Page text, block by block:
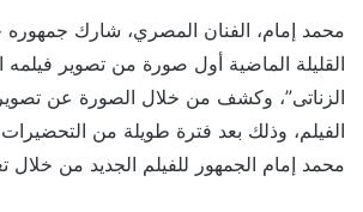
محمد إمام، الفنان المصري، شارك جمهوره
القليلة الماضية أول صورة من تصوير
الزناتى”، وكشف من خلال الصورة عن
الفيلم، وذلك بعد فترة طويلة من
محمد إمام الجمهور للفيلم الجديد من خلال